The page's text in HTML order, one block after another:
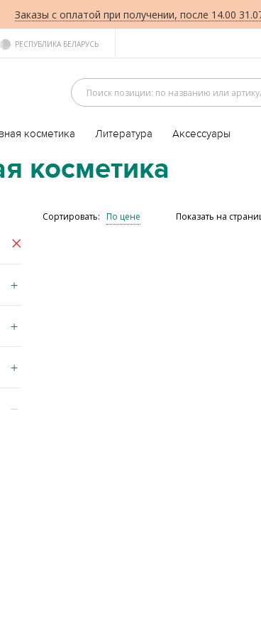
Заказы с оплатой при получении, после 14.00
РЕСПУБЛИКА БЕЛАРУСЬ
косметика Литература Аксессуары
косметика
Сортировать: По цене Показать на